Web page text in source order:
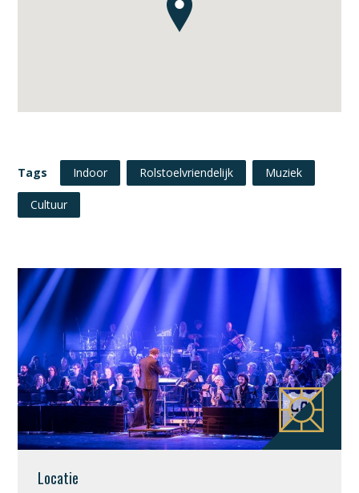
Tags Indoor Rolstoelvriendelijk Muziek
Cultuur
Locatie